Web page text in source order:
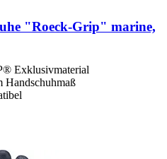
"Roeck-​Grip" marine,
Exklusivmaterial
Handschuhmaß